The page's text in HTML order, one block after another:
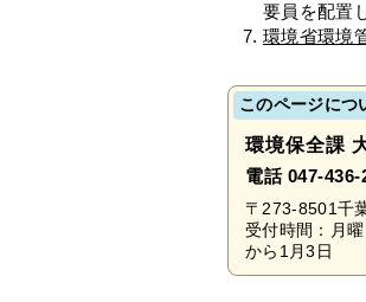
要員を配置
環境省環境
このページにつ
環境保全課
電話 047-436-
〒273-8501千
受付時間：月
から1月3日